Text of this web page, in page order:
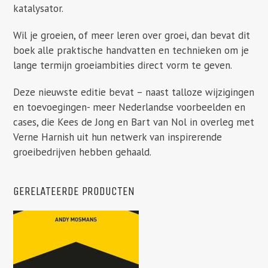
katalysator.
Wil je groeien, of meer leren over groei, dan bevat dit
boek alle praktische handvatten en technieken om je
lange termijn groeiambities direct vorm te geven.
Deze nieuwste editie bevat – naast talloze wijzigingen
en toevoegingen- meer Nederlandse voorbeelden en
cases, die Kees de Jong en Bart van Nol in overleg met
Verne Harnish uit hun netwerk van inspirerende
groeibedrijven hebben gehaald.
GERELATEERDE PRODUCTEN